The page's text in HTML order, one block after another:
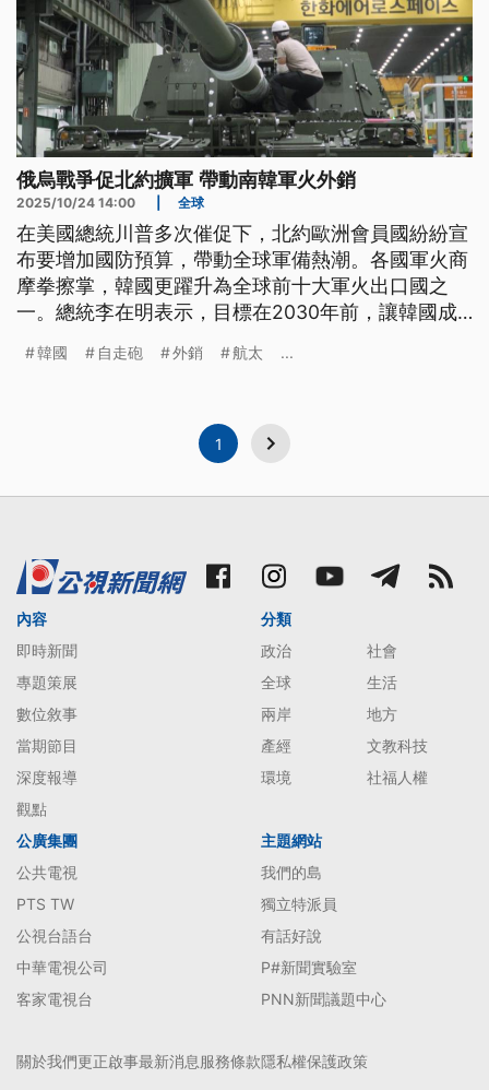
俄烏戰爭促北約擴軍 帶動南韓軍火外銷
2025/10/24 14:00 全球
在美國總統川普多次催促下，北約歐洲會員國紛紛宣
布要增加國防預算，帶動全球軍備熱潮。各國軍火商
摩拳擦掌，韓國更躍升為全球前十大軍火出口國之
一。總統李在明表示，目標在2030年前，讓韓國成
韓國 自走砲 外銷 航太 ...
1
內容
即時新聞
專題策展
數位敘事
當期節目
深度報導
觀點
分類
政治
社會
全球
生活
兩岸
地方
產經
文教科技
環境
社福人權
公廣集團
公共電視
PTS TW
公視台語台
中華電視公司
客家電視台
主題網站
我們的島
獨立特派員
有話好說
P#新聞實驗室
PNN新聞議題中心
關於我們更正啟事最新消息服務條款隱私權保護政策